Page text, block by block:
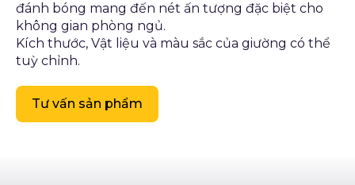
đánh bóng mang đến nét ấn tượng đặc biệt cho
không gian phòng ngủ.
Kích thước, Vật liệu và màu sắc của giường có thể
tuỳ chỉnh.
Tư vấn sản phẩm